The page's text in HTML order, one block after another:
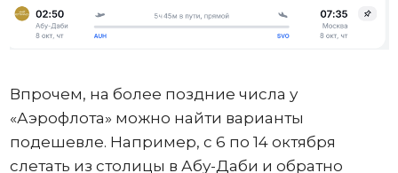
Впрочем, на более поздние числа у
«Аэрофлота» можно найти варианты
подешевле. Например, с 6 по 14 октября
слетать из столицы в Абу-Даби и обратно